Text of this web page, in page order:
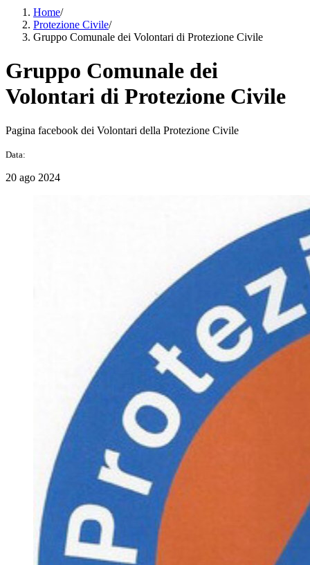
Home/
Protezione Civile/
Gruppo Comunale dei Volontari di Protezione Civile
Gruppo Comunale dei
Volontari di Protezione Civile
Pagina facebook dei Volontari della Protezione Civile
Data:
20 ago 2024